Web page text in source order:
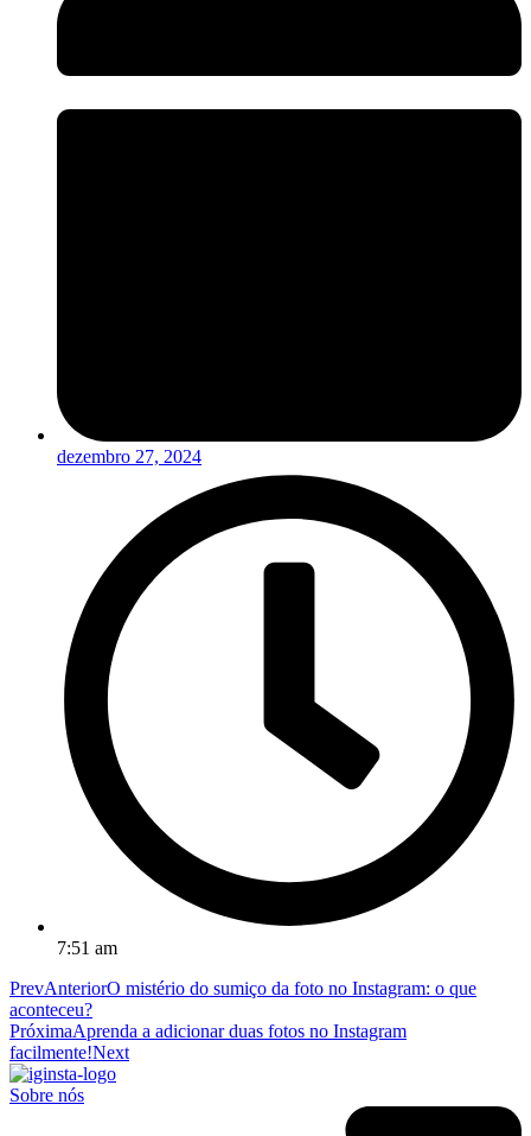
dezembro 27, 2024
7:51 am
PrevAnteriorO mistério do sumiço da foto no Instagram: o que
aconteceu?
PróximaAprenda a adicionar duas fotos no Instagram
facilmente!Next
Sobre nós